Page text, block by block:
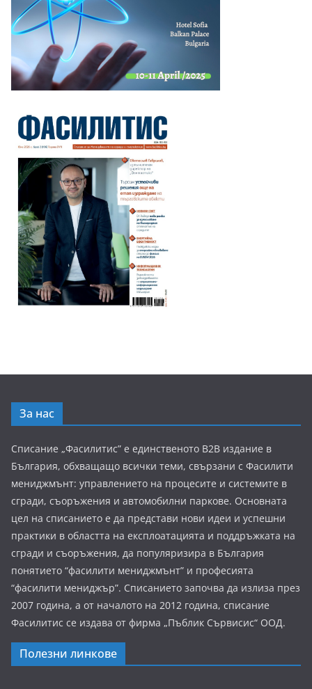
За нас
Списание „Фасилитис” е единственото B2B издание в
България, обхващащо всички теми, свързани с Фасилити
мениджмънт: управлението на процесите и системите в
сгради, съоръжения и автомобилни паркове. Основната
цел на списанието е да представи нови идеи и успешни
практики в областта на експлоатацията и поддръжката на
сгради и съоръжения, да популяризира в България
понятието “фасилити мениджмънт” и професията
“фасилити мениджър”. Списанието започва да излиза през
2007 година, а от началото на 2012 година, списание
Фасилитис се издава от фирма „Пъблик Сървисис“ ООД.
Полезни линкове